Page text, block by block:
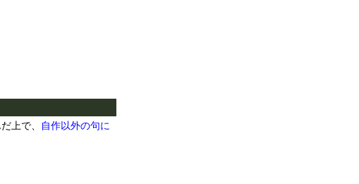
上で、
自作以外の句に